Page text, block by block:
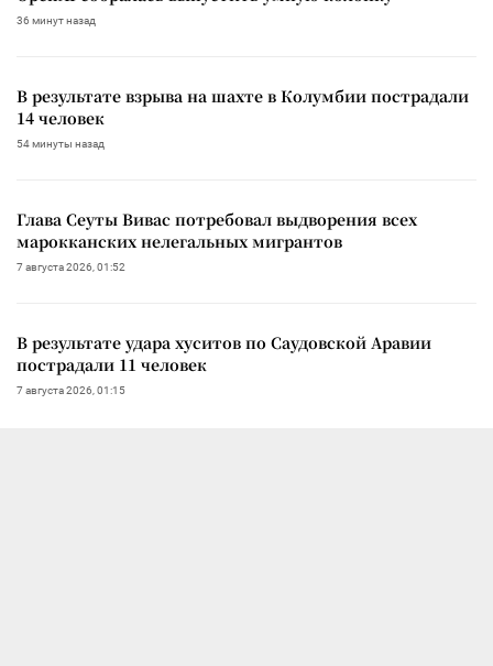
36 минут назад
В результате взрыва на шахте в Колумбии пострадали
14 человек
54 минуты назад
Глава Сеуты Вивас потребовал выдворения всех
марокканских нелегальных мигрантов
7 августа 2026, 01:52
В результате удара хуситов по Саудовской Аравии
пострадали 11 человек
7 августа 2026, 01:15